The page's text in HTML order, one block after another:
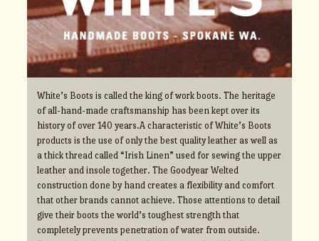
White’s Boots is called the king of work boots. The heritage
of all-hand-made craftsmanship has been kept over its
history of over 140 years.A characteristic of White’s Boots
products is the use of only the best quality leather as well as
a thick thread called “Irish Linen” used for sewing the upper
leather and insole together. The Goodyear Welted
construction done by hand creates a flexibility and comfort
that other brands cannot achieve. Those attentions to detail
give their boots the world’s toughest strength that
completely prevents penetration of water from outside.